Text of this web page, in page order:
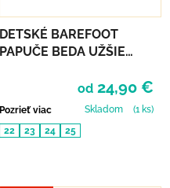
DETSKÉ BAREFOOT
PAPUČE BEDA UŽŠIE
od 24,90 €
Pozrieť viac Skladom
(1 ks)
22
23 24 25